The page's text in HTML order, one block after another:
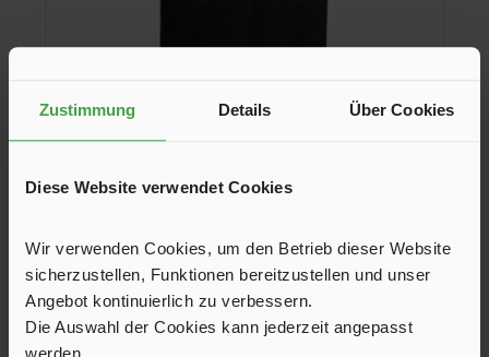
Zustimmung Details Über Cookies
Diese Website verwendet Cookies
Wir verwenden Cookies, um den Betrieb dieser Website
sicherzustellen, Funktionen bereitzustellen und unser
Angebot kontinuierlich zu verbessern.
Die Auswahl der Cookies kann jederzeit angepasst
werden.
Sie Ihren Fahrradträger staubfrei in der Garage lagern oder
geschützt im Auto transportieren.